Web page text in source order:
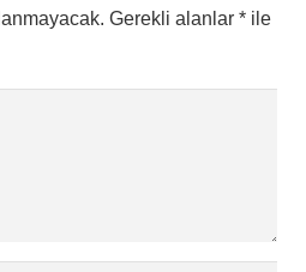
Gerekli alanlar * ile